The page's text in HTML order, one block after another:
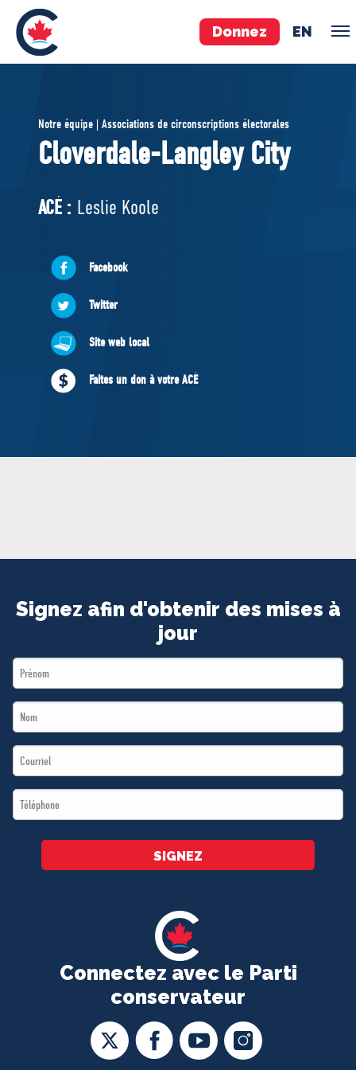
Donnez EN
ÉQUIPE
Pierre Poilievre
Vos députés conservateurs
Cabinet fantôme
Exécutif national
À PROPOS
Documents constitutifs
MÉDIAS
BÉNÉVOLE
Notre équipe | Associations de circonscriptions électorales
Cloverdale-Langley City
ACÉ : Leslie Koole
Facebook
Twitter
Site web local
Faites un don à votre ACÉ
Connectez avec le Parti
conservateur
Signez afin d'obtenir des mises à
jour
First
Name
Last
Name
Email
*
Téléphone
*
SIGNEZ